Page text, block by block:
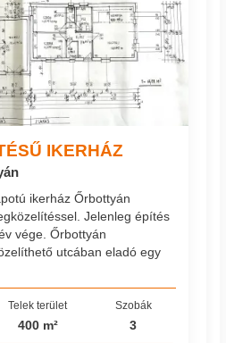
IKERHÁZ
ikerház Őrbottyán
Jelenleg építés
vége. Őrbottyán
utcában eladó egy
Telek terület
400 m²
Szobák
3